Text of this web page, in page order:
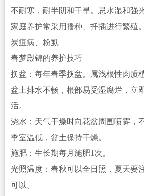
不耐寒，耐半阴和干旱。忌水湿和强
家庭养护常采用播种、扦插进行繁殖
炭疽病、粉虱
春梦殿锦的养护技巧
换盆：每年春季换盆。属浅根性肉质
盆土排水不畅， 根部易受湿腐烂，立
活。
浇水：天气干燥时向花盆周围喷雾，
季室温低，盆土保持干燥。
施肥：生长期每月施肥1次。
光照温度：春秋可以全日照，夏天要
可以。